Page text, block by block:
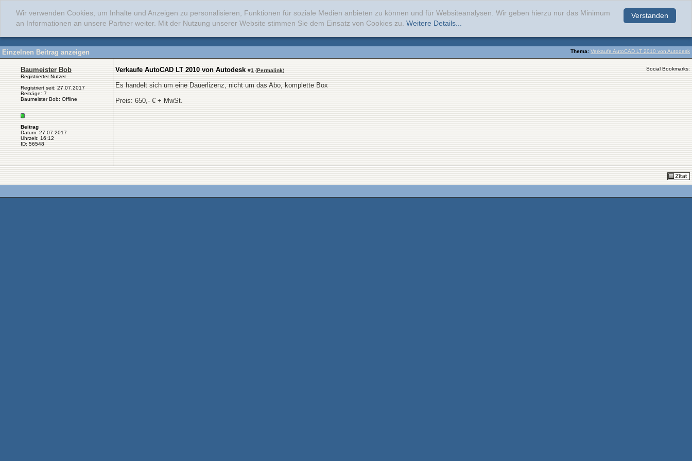
Verstanden
Wir verwenden Cookies, um Inhalte und Anzeigen zu personalisieren, Funktionen für soziale Medien anbieten zu können und für Websiteanalysen. Wir geben hierzu nur das Minimum
an Informationen an unsere Partner weiter. Mit der Nutzung unserer Website stimmen Sie dem Einsatz von Cookies zu. Weitere Details...
Thema: Verkaufe AutoCAD LT 2010 von Autodesk
Einzelnen Beitrag anzeigen
Baumeister Bob
Registrierter Nutzer
Registriert seit: 27.07.2017
Beiträge: 7
Baumeister Bob: Offline
Beitrag
Datum: 27.07.2017
Uhrzeit: 16:12
ID: 56548
Verkaufe AutoCAD LT 2010 von Autodesk #1 (Permalink) Social Bookmarks:
Es handelt sich um eine Dauerlizenz, nicht um das Abo, komplette Box
Preis: 650,- € + MwSt.